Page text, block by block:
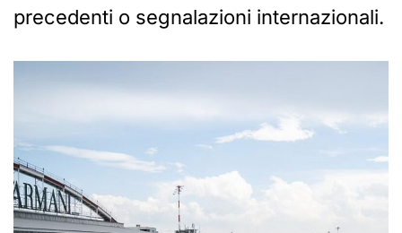
precedenti o segnalazioni internazionali.